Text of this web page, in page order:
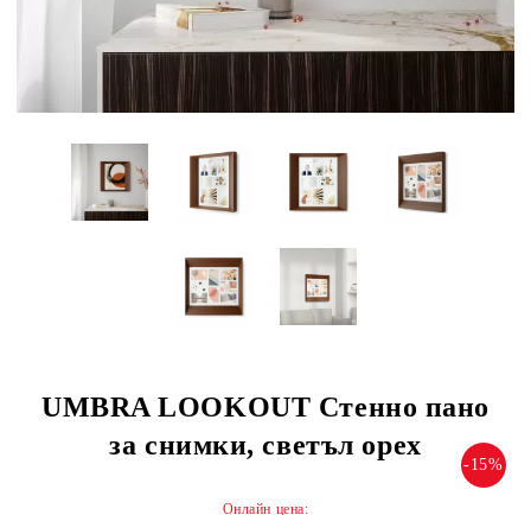
UMBRA LOOKOUT Стенно пано
за снимки, светъл орех
-15%